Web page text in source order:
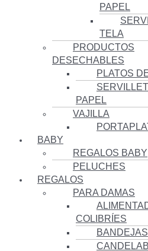
PAPEL
TELA
PRODUCTOS
DESECHABLES
PLATOS
PAPEL
VAJILLA
BABY
REGALOS BABY
PELUCHES
REGALOS
PARA DAMAS
COLIBRÍES
BANDEJAS